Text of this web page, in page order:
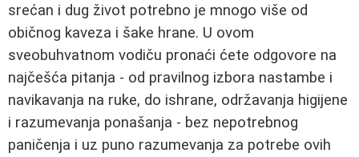
srećan i dug život potrebno je mnogo više od
običnog kaveza i šake hrane. U ovom
sveobuhvatnom vodiču pronaći ćete odgovore na
najčešća pitanja - od pravilnog izbora nastambe i
navikavanja na ruke, do ishrane, održavanja higijene
i razumevanja ponašanja - bez nepotrebnog
paničenja i uz puno razumevanja za potrebe ovih